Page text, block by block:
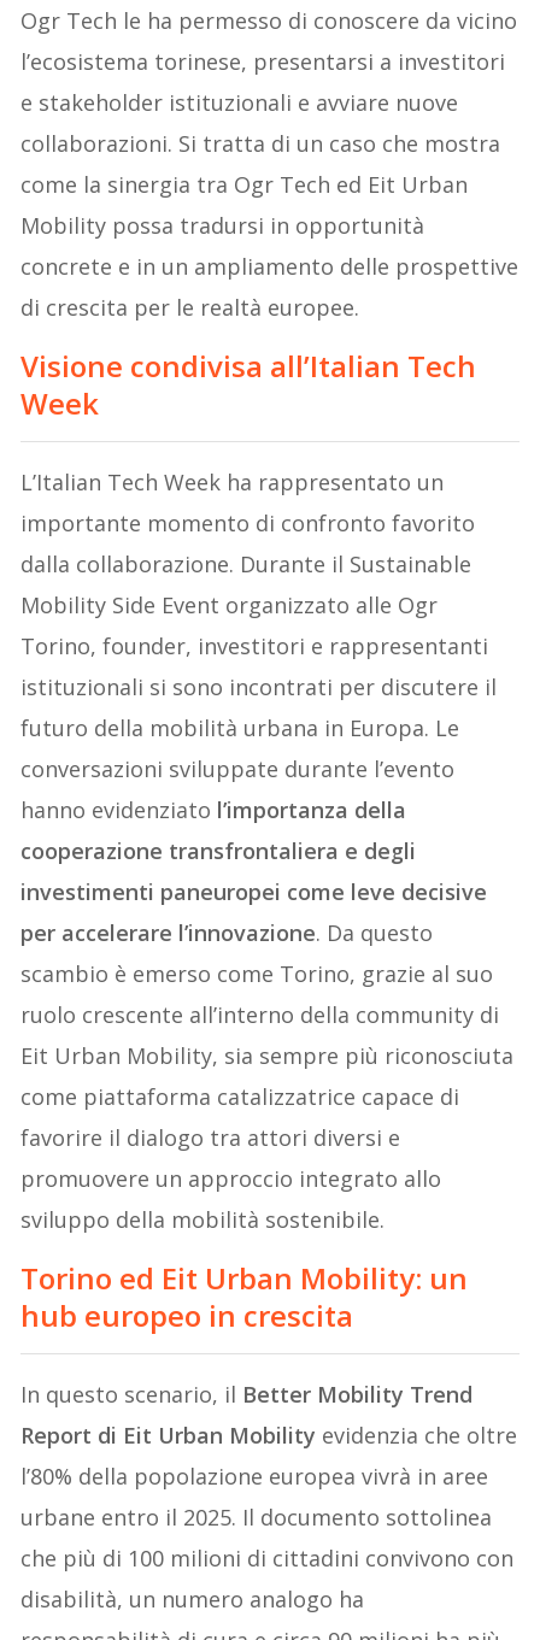
Ogr Tech le ha permesso di conoscere da vicino
l’ecosistema torinese, presentarsi a investitori
e stakeholder istituzionali e avviare nuove
collaborazioni. Si tratta di un caso che mostra
come la sinergia tra Ogr Tech ed Eit Urban
Mobility possa tradursi in opportunità
concrete e in un ampliamento delle prospettive
di crescita per le realtà europee.
Visione condivisa all’Italian Tech
Week
L’Italian Tech Week ha rappresentato un
importante momento di confronto favorito
dalla collaborazione. Durante il Sustainable
Mobility Side Event organizzato alle Ogr
Torino, founder, investitori e rappresentanti
istituzionali si sono incontrati per discutere il
futuro della mobilità urbana in Europa. Le
conversazioni sviluppate durante l’evento
hanno evidenziato l’importanza della
cooperazione transfrontaliera e degli
investimenti paneuropei come leve decisive
per accelerare l’innovazione. Da questo
scambio è emerso come Torino, grazie al suo
ruolo crescente all’interno della community di
Eit Urban Mobility, sia sempre più riconosciuta
come piattaforma catalizzatrice capace di
favorire il dialogo tra attori diversi e
promuovere un approccio integrato allo
sviluppo della mobilità sostenibile.
Torino ed Eit Urban Mobility: un
hub europeo in crescita
In questo scenario, il Better Mobility Trend
Report di Eit Urban Mobility evidenzia che oltre
l’80% della popolazione europea vivrà in aree
urbane entro il 2025. Il documento sottolinea
che più di 100 milioni di cittadini convivono con
disabilità, un numero analogo ha